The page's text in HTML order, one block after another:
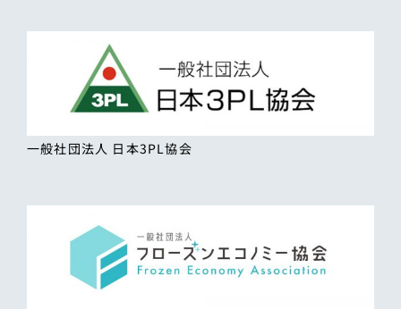
一般社団法人 日本3PL協会